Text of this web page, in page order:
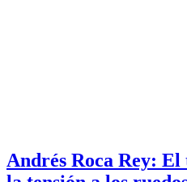
Andrés Roca Rey: